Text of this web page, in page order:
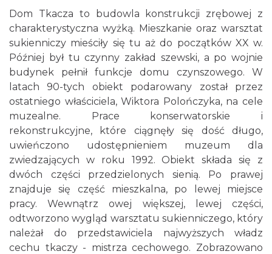
Dom Tkacza to budowla konstrukcji zrębowej z
charakterystyczna wyżką. Mieszkanie oraz warsztat
sukienniczy mieściły się tu aż do początków XX w.
Później był tu czynny zakład szewski, a po wojnie
budynek pełnił funkcje domu czynszowego. W
latach 90-tych obiekt podarowany został przez
ostatniego właściciela, Wiktora Polończyka, na cele
muzealne. Prace konserwatorskie i
rekonstrukcyjne, które ciągnęły się dość długo,
uwieńczono udostępnieniem muzeum dla
zwiedzających w roku 1992. Obiekt składa się z
dwóch części przedzielonych sienią. Po prawej
znajduje się część mieszkalna, po lewej miejsce
pracy. Wewnątrz owej większej, lewej części,
odtworzono wygląd warsztatu sukienniczego, który
należał do przedstawiciela najwyższych władz
cechu tkaczy - mistrza cechowego. Zobrazowano